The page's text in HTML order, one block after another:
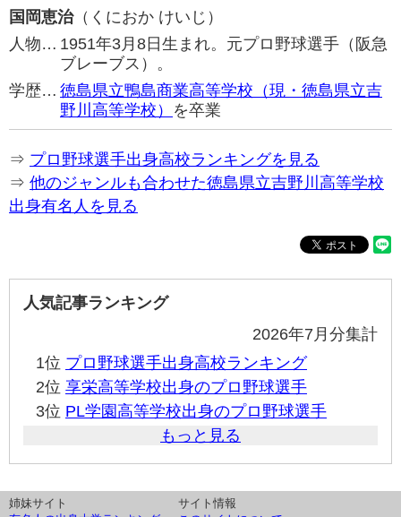
国岡恵治（くにおか けいじ）
人物… 1951年3月8日生まれ。元プロ野球選手（阪急
ブレーブス）。
学歴… 徳島県立鴨島商業高等学校（現・徳島県立吉
野川高等学校） を卒業
⇒ プロ野球選手出身高校ランキングを見る
⇒ 他のジャンルも合わせた徳島県立吉野川高等学校
出身有名人を見る
人気記事ランキング
2026年7月分集計
1位 プロ野球選手出身高校ランキング
2位 享栄高等学校出身のプロ野球選手
3位 PL学園高等学校出身のプロ野球選手
もっと見る
姉妹サイト
サイト情報